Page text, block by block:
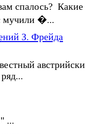
спалось?
мучили �...
З. Фрейда
...